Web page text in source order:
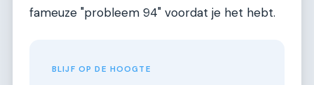
fameuze "probleem 94" voordat je het hebt.
BLIJF OP DE HOOGTE